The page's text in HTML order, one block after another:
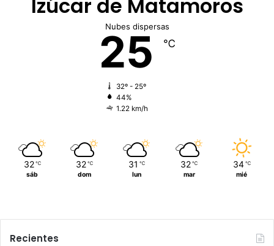
Izúcar de Matamoros
Nubes dispersas
25 ℃
32º - 25º
44%
1.22 km/h
32 ℃
sáb
32 ℃
dom
31 ℃
lun
32 ℃
mar
34 ℃
mié
Recientes